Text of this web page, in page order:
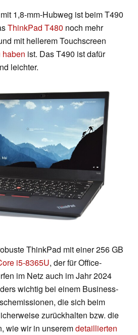
1,8-mm-Hubweg ist beim T490
ThinkPad T480 noch mehr
mit hellerem Touchscreen
haben ist. Das T490 ist dafür
leichter.
ThinkPad mit einer 256 GB
i5-8365U, der für Office-
im Netz auch im Jahr 2024
wichtig bei einem Business-
die sich beim
zurückhalten bzw. die
wie wir in unseremdetaillierten